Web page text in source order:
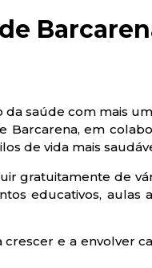
saúde com mais
em
de vida mais
gratuitamente de
educativos,
e a envolver